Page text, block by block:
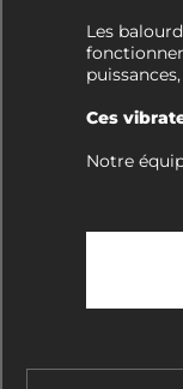
Les
Ces
Notre